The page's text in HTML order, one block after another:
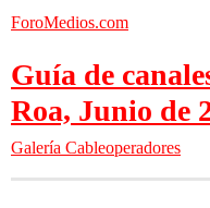
ForoMedios.com
Guía de
Roa, Junio de
Galería Cableoperadores